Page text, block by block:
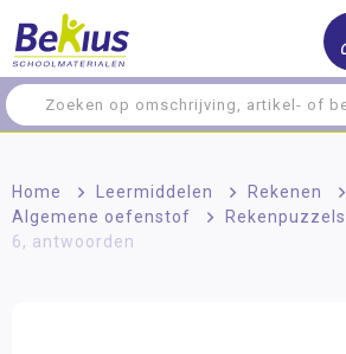
Home > Leermiddelen > Rekenen
>
Algemene oefenstof
> Rekenpuzzels
6, antwoorden